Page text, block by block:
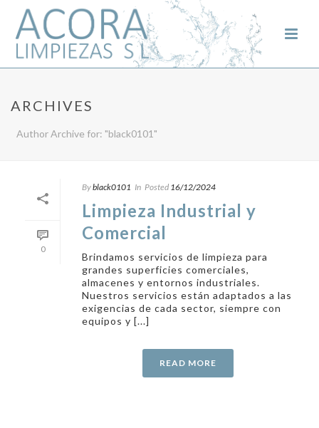
ARCHIVES
Author Archive for: "black0101"
0
Byblack0101 In Posted 16/12/2024
Limpieza Industrial y
Comercial
Brindamos servicios de limpieza para
grandes superficies comerciales,
almacenes y entornos industriales.
Nuestros servicios están adaptados a las
exigencias de cada sector, siempre con
equipos y [...]
READ MORE